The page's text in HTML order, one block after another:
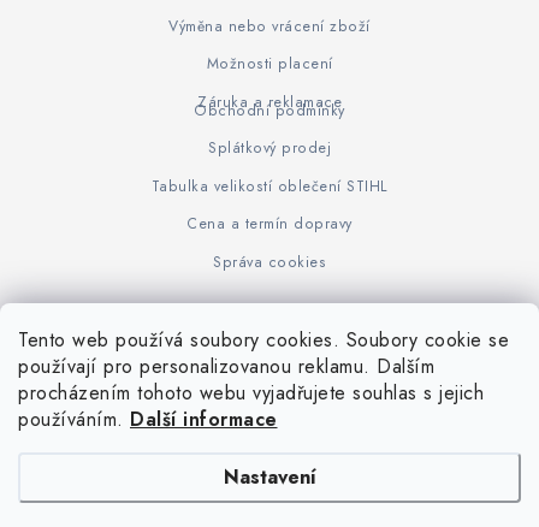
Tento web používá soubory cookies. Soubory cookie se
používají pro personalizovanou reklamu. Dalším
procházením tohoto webu vyjadřujete souhlas s jejich
používáním. Další informace
Nastavení
Výměna nebo vrácení zboží
Možnosti placení
Záruka a reklamace
Obchodní podmínky
Splátkový prodej
Tabulka velikostí oblečení STIHL
Cena a termín dopravy
Správa cookies
www.KOVOJUHASZ.cz Výrobce STIHL STIHL Timbersport